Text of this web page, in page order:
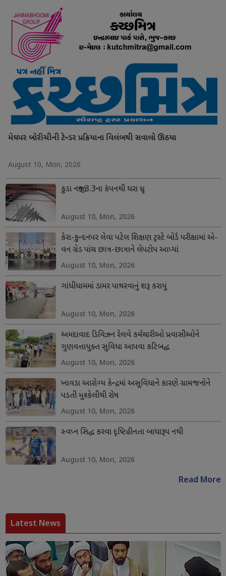
મેઘપર બોરીચીની ટેન્ડર પ્રક્રિયાના વિલંબથી સવાલો ઊઠયા
August 10, Mon, 2026
કુડા નજીક 3.3ના કંપનથી ધરા ધ્રૂજી
August 10, Mon, 2026
કેરા-કુન્દનપર લેવા પટેલ શિક્ષણ ટ્રસ્ટે બોર્ડ પરીક્ષામાં એ-
વન ગ્રેડ પાંચ છાત્ર-છાત્રાને લેપટોપ આપ્યાં
August 10, Mon, 2026
ગાંધીધામમાં ડામર પાથરવાનું શરૂ કરાયું
August 10, Mon, 2026
અમદાવાદ ડિવિઝન રેલવે કર્મચારીઓ પ્રવાસીઓને
ગુણવત્તાયુક્ત સુવિધા આપવા કટિબદ્ધ
August 10, Mon, 2026
ખાવડા આરોગ્ય કેન્દ્રમાં અસુવિધાને કારણે ગ્રામજનોને
પડતી મુશ્કેલીથી રોષ
August 10, Mon, 2026
સ્વપ્ન સિદ્ધ કરવા દૃષ્ટિહીનતા બાધારૂપ નથી
August 10, Mon, 2026
Read More
Latest News